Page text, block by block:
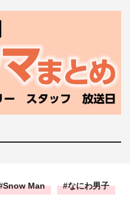
Snow Man なにわ男子